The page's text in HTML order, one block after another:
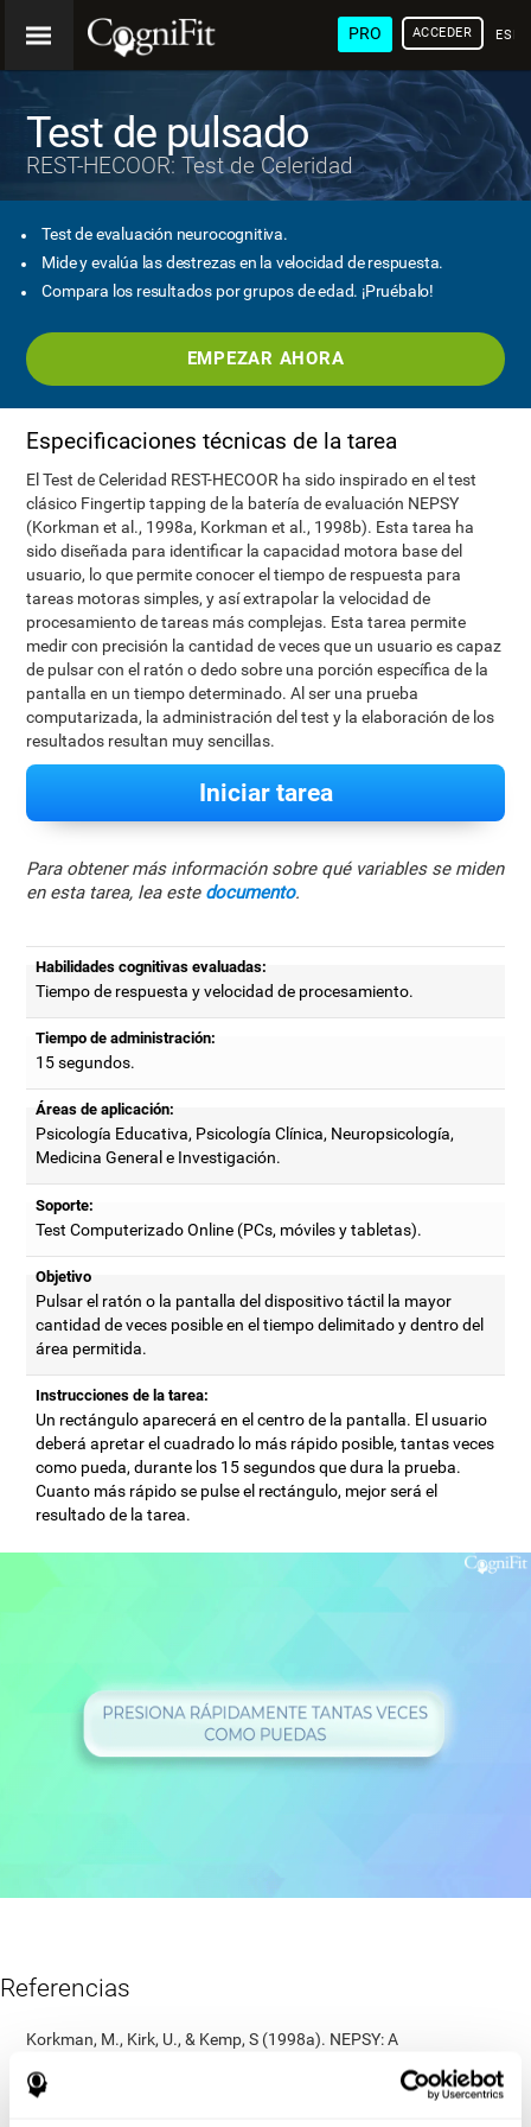
PRO ACCEDER
Test de pulsado
REST-HECOOR: Test de Celeridad
Test de evaluación neurocognitiva.
Mide y evalúa las destrezas en la velocidad de respuesta.
Compara los resultados por grupos de edad. ¡Pruébalo!
EMPEZAR AHORA
Especificaciones técnicas de la tarea
El Test de Celeridad REST-HECOOR ha sido inspirado en el test
clásico Fingertip tapping de la batería de evaluación NEPSY
(Korkman et al., 1998a, Korkman et al., 1998b). Esta tarea ha
sido diseñada para identificar la capacidad motora base del
usuario, lo que permite conocer el tiempo de respuesta para
tareas motoras simples, y así extrapolar la velocidad de
procesamiento de tareas más complejas. Esta tarea permite
medir con precisión la cantidad de veces que un usuario es capaz
de pulsar con el ratón o dedo sobre una porción específica de la
pantalla en un tiempo determinado. Al ser una prueba
computarizada, la administración del test y la elaboración de los
resultados resultan muy sencillas.
Iniciar tarea
Para obtener más información sobre qué variables se miden
en esta tarea, lea este documento.
Habilidades cognitivas evaluadas:
Tiempo de respuesta y velocidad de procesamiento.
Tiempo de administración:
15 segundos.
Áreas de aplicación:
Psicología Educativa, Psicología Clínica, Neuropsicología,
Medicina General e Investigación.
Soporte:
Test Computerizado Online (PCs, móviles y tabletas).
Objetivo
Pulsar el ratón o la pantalla del dispositivo táctil la mayor
cantidad de veces posible en el tiempo delimitado y dentro del
área permitida.
Instrucciones de la tarea:
Un rectángulo aparecerá en el centro de la pantalla. El usuario
deberá apretar el cuadrado lo más rápido posible, tantas veces
como pueda, durante los 15 segundos que dura la prueba.
Cuanto más rápido se pulse el rectángulo, mejor será el
resultado de la tarea.
Referencias
Korkman, M., Kirk, U., & Kemp, S (1998a). NEPSY: A
Corporation.